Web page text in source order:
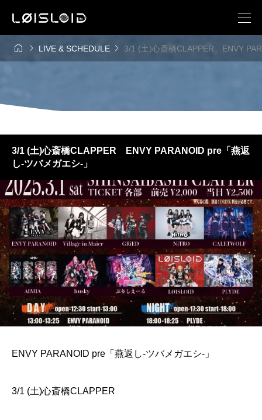
  LIVE & SCHEDULE  3/1 (土)心斎橋CLAPPER ENVY
3/1 (土)心斎橋CLAPPER ENVY PARANOID pre「燕返
し-ツバメガエシ-」
ENVY PARANOID pre「燕返し-ツバメガエシ-」
3/1 (土)心斎橋CLAPPER